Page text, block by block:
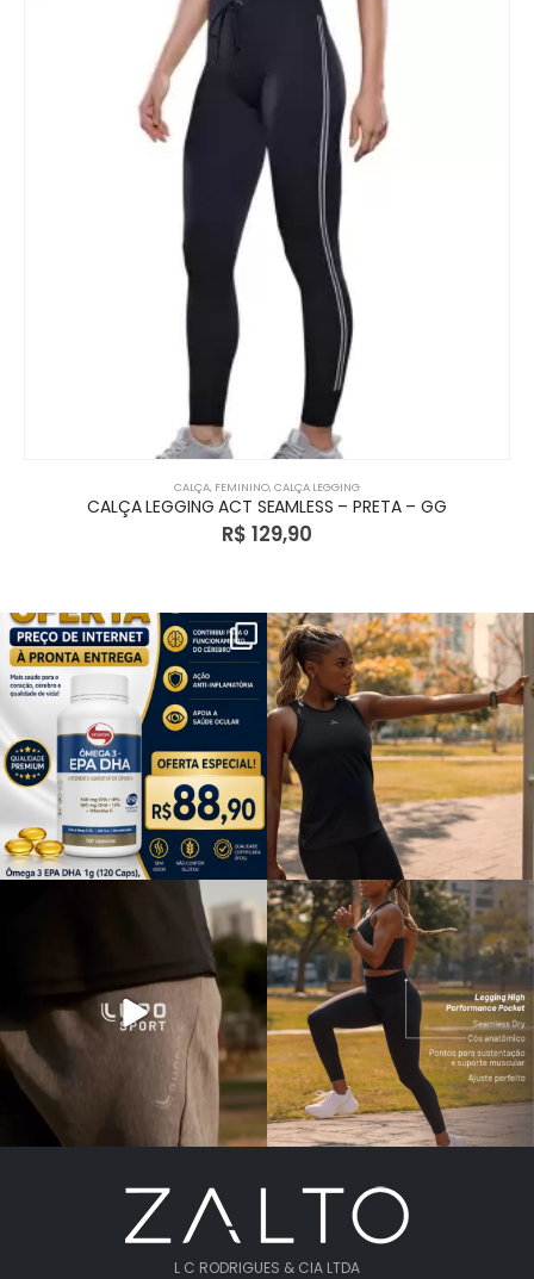
CALÇA, FEMININO,CALÇA LEGGING
CALÇA LEGGING ACT SEAMLESS – PRETA – GG
R$ 129,90
L C RODRIGUES & CIA LTDA